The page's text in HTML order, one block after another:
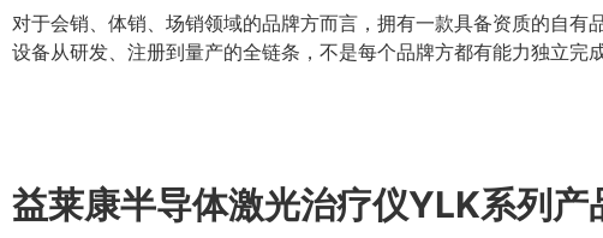
对于会销、体销、场销领域的品牌方而言，拥有一款具备资质的自
设备从研发、注册到量产的全链条，不是每个品牌方都有能力独立完
益莱康半导体激光治疗仪YLK系列产